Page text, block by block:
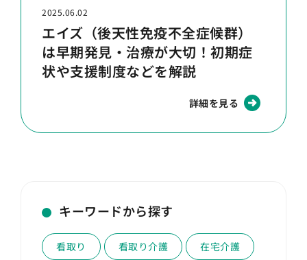
2025.06.02
エイズ（後天性免疫不全症候群）
は早期発見・治療が大切！初期症
状や支援制度などを解説
詳細を見る
キーワードから探す
看取り 看取り介護 在宅介護